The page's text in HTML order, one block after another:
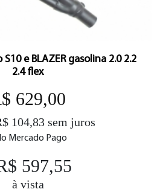
e BLAZER gasolina 2.0 2.2
2.4 flex
629,00
104,83 sem juros
Mercado Pago
597,55
à vista